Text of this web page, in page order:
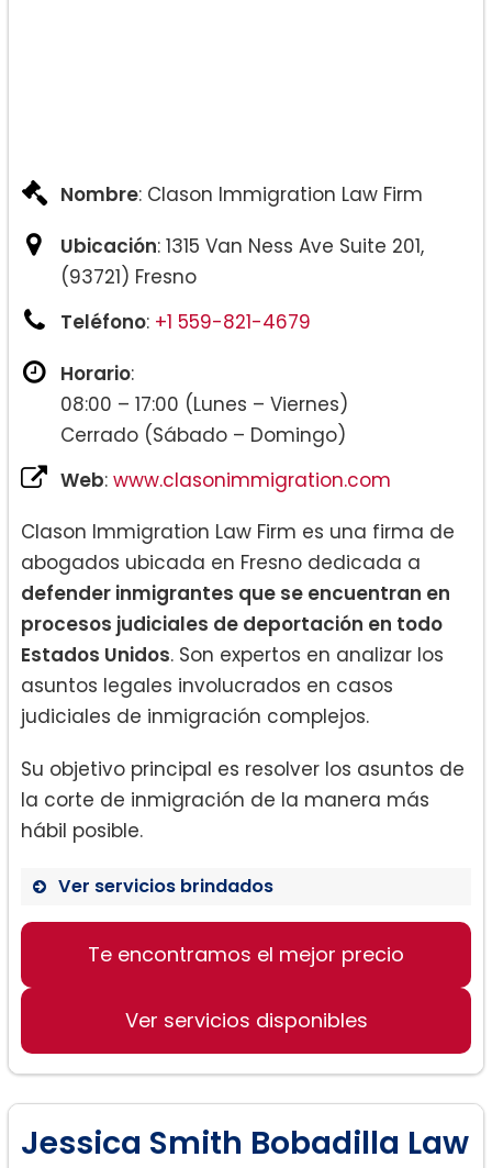
Nombre: Clason Immigration Law Firm
Ubicación: 1315 Van Ness Ave Suite 201,
(93721) Fresno
Teléfono: +1 559-821-4679
Horario:
08:00 – 17:00 (Lunes – Viernes)
Cerrado (Sábado – Domingo)
Web: www.clasonimmigration.com
Clason Immigration Law Firm es una firma de
abogados ubicada en Fresno dedicada a
defender inmigrantes que se encuentran en
procesos judiciales de deportación en todo
Estados Unidos. Son expertos en analizar los
asuntos legales involucrados en casos
judiciales de inmigración complejos.
Su objetivo principal es resolver los asuntos de
la corte de inmigración de la manera más
hábil posible.
Ver servicios brindados
Defensa de deportación
Ciudadanía estadounidense
Te encontramos el mejor precio
Ver servicios disponibles
Jessica Smith Bobadilla Law